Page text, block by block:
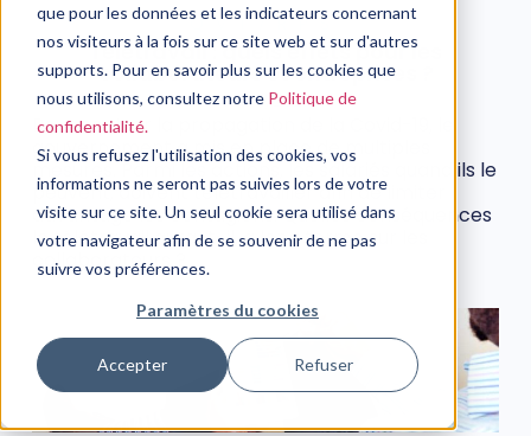
que pour les données et les indicateurs concernant
nos visiteurs à la fois sur ce site web et sur d'autres
supports. Pour en savoir plus sur les cookies que
nous utilisons, consultez notre Politique de
confidentialité.
Si vous refusez l'utilisation des cookies, vos
informations ne seront pas suivies lors de votre
visite sur ce site. Un seul cookie sera utilisé dans
votre navigateur afin de se souvenir de ne pas
suivre vos préférences.
Paramètres du cookies
Accepter Refuser
QVT/RPS
Télétravail : quels effets pour les
collaborateurs et entreprises ?
1 avril, 2021
Pour contrer la propagation de la Covid-19, le
gouvernement a mis en place de multiples
mesures. Parmi les actions, les salariés quand ils le
peuvent, doivent télétravailler afin de limiter
davantage les contagions. Quelles conséquences
le télétravail aura-t-il, à long terme sur les
collaborateurs ?